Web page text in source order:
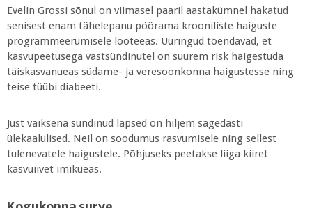
Evelin Grossi sõnul on viimasel paaril aastakümnel hakatud
senisest enam tähelepanu pöörama krooniliste haiguste
programmeerumisele looteeas. Uuringud tõendavad, et
kasvupeetusega vastsündinutel on suurem risk haigestuda
täiskasvanueas südame- ja veresoonkonna haigustesse ning
teise tüübi diabeeti.
Just väiksena sündinud lapsed on hiljem sagedasti
ülekaalulised. Neil on soodumus rasvumisele ning sellest
tulenevatele haigustele. Põhjuseks peetakse liiga kiiret
kasvuiivet imikueas.